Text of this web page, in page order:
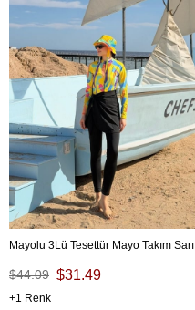
Mayolu 3Lü Tesettür Mayo Takım Sarı
$31.49
$44.09
1